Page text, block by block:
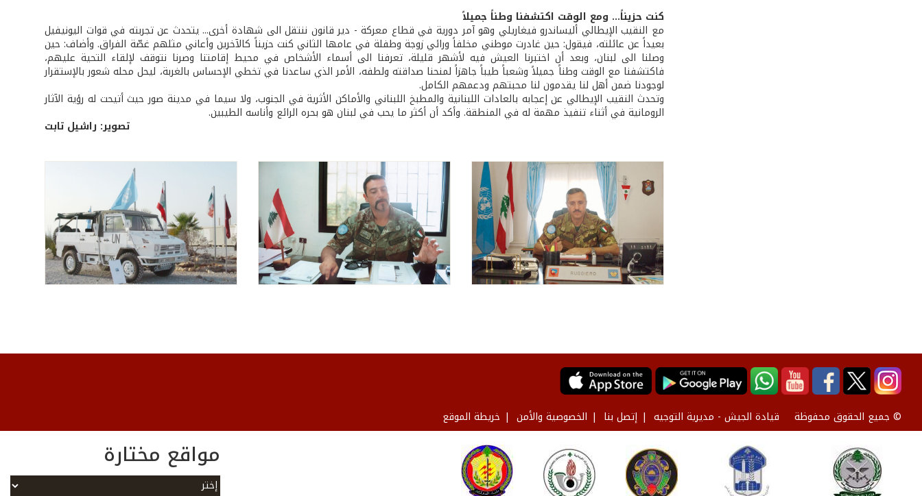
كنت حزيناً... ومع الوقت اكتشفنا وطناً جميلاً
مع النقيب الإيطالي أليساندرو فيغاريلي وهو آمر دورية في قطاع معركة - دير قانون ننتقل الى شهادة أخرى... يتحدث عن تجربته في قوات اليونيفيل
بعيداً عن عائلته، فيقول: حين غادرت موطني مخلفاً ورائي زوجة وطفلة في عامها الثاني كنت حزيناً كالآخرين وأعاني مثلهم غصّة الفراق. وأضاف: حين
وصلنا الى لبنان، وبعد أن اختبرنا العيش فيه لأشهر قليلة، تعرفنا الى أسماء الأشخاص في محيط إقامتنا وصرنا نتوقف لإلقاء التحية عليهم،
فاكتشفنا مع الوقت وطناً جميلاً وشعباً طيباً جاهزاً لمنحنا صداقته ولطفه، الأمر الذي ساعدنا في تخطي الإحساس بالغربة، ليحل محله شعور بالإستقرار
لوجودنا ضمن أهل لنا يقدمون لنا محبتهم ودعمهم الكامل.
وتحدث النقيب الإيطالي عن إعجابه بالعادات اللبنانية والمطبخ اللبناني والأماكن الأثرية في الجنوب، ولا سيما في مدينة صور حيث أتيحت له رؤية الآثار
الرومانية في أثناء تنفيذ مهمة له في المنطقة. وأكد أن أكثر ما يحب في لبنان هو بحره الرائع وأناسه الطيبين.
تصوير: راشيل تابت
© جميع الحقوق محفوظة قيادة الجيش - مديرية التوجيه إتصل بنا الخصوصية والأمن خريطة الموقع
مواقع مختارة